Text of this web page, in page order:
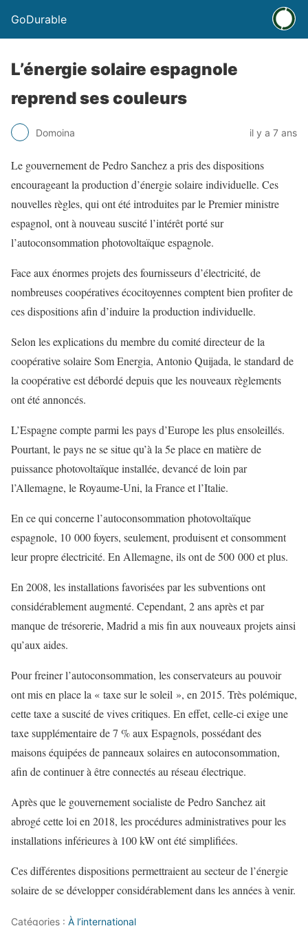
GoDurable
L’énergie solaire espagnole
reprend ses couleurs
Domoina il y a 7 ans
Le gouvernement de Pedro Sanchez a pris des dispositions
encourageant la production d’énergie solaire individuelle. Ces
nouvelles règles, qui ont été introduites par le Premier ministre
espagnol, ont à nouveau suscité l’intérêt porté sur
l’autoconsommation photovoltaïque espagnole.
Face aux énormes projets des fournisseurs d’électricité, de
nombreuses coopératives écocitoyennes comptent bien profiter de
ces dispositions afin d’induire la production individuelle.
Selon les explications du membre du comité directeur de la
coopérative solaire Som Energia, Antonio Quijada, le standard de
la coopérative est débordé depuis que les nouveaux règlements
ont été annoncés.
L’Espagne compte parmi les pays d’Europe les plus ensoleillés.
Pourtant, le pays ne se situe qu’à la 5e place en matière de
puissance photovoltaïque installée, devancé de loin par
l’Allemagne, le Royaume-Uni, la France et l’Italie.
En ce qui concerne l’autoconsommation photovoltaïque
espagnole, 10 000 foyers, seulement, produisent et consomment
leur propre électricité. En Allemagne, ils ont de 500 000 et plus.
En 2008, les installations favorisées par les subventions ont
considérablement augmenté. Cependant, 2 ans après et par
manque de trésorerie, Madrid a mis fin aux nouveaux projets ainsi
qu’aux aides.
Pour freiner l’autoconsommation, les conservateurs au pouvoir
ont mis en place la « taxe sur le soleil », en 2015. Très polémique,
cette taxe a suscité de vives critiques. En effet, celle-ci exige une
taxe supplémentaire de 7 % aux Espagnols, possédant des
maisons équipées de panneaux solaires en autoconsommation,
afin de continuer à être connectés au réseau électrique.
Après que le gouvernement socialiste de Pedro Sanchez ait
abrogé cette loi en 2018, les procédures administratives pour les
installations inférieures à 100 kW ont été simplifiées.
Ces différentes dispositions permettraient au secteur de l’énergie
solaire de se développer considérablement dans les années à venir.
Catégories : À l’international